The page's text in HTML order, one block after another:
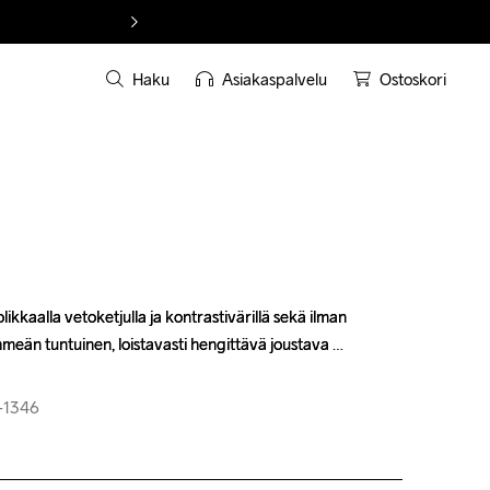
Haku Asiakaspalvelu Ostoskori
vetoketjulla ja kontrastivärillä sekä ilman
tuntuinen, loistavasti hengittävä joustava
vetoketjulla ja kontrastivärillä sekä ilman
tuntuinen, loistavasti hengittävä joustava